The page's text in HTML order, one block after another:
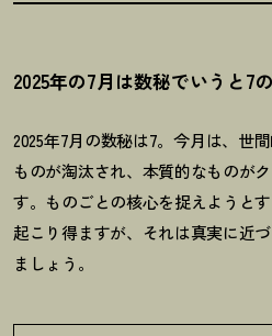
2025年の7月は数秘でいうと7
2025年7月の数秘は7。今月は、世
ものが淘汰され、本質的なものが
す。ものごとの核心を捉えようと
起こり得ますが、それは真実に近
ましょう。